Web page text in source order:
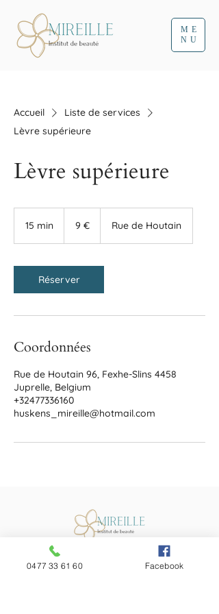
ME
NU
Accueil
Liste de services
Lèvre supérieure
Lèvre supérieure
15 min
i
n
9 € Rue de Houtain
Réserver
Coordonnées
Rue de Houtain 96, Fexhe-Slins 4458
Juprelle, Belgium
+32477336160
huskens_mireille@hotmail.com
Rue de Houtain, 96 - 4458 Fexhe-Slins
Tél :
0477 33 61 60
0477 33 61 60 Facebook